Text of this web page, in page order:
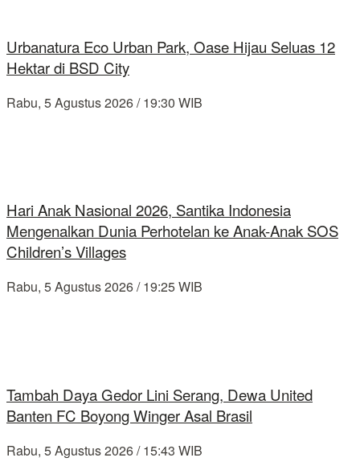
Urbanatura Eco Urban Park, Oase Hijau Seluas 12
Hektar di BSD City
Rabu, 5 Agustus 2026 / 19:30 WIB
Hari Anak Nasional 2026, Santika Indonesia
Mengenalkan Dunia Perhotelan ke Anak-Anak SOS
Children’s Villages
Rabu, 5 Agustus 2026 / 19:25 WIB
Tambah Daya Gedor Lini Serang, Dewa United
Banten FC Boyong Winger Asal Brasil
Rabu, 5 Agustus 2026 / 15:43 WIB